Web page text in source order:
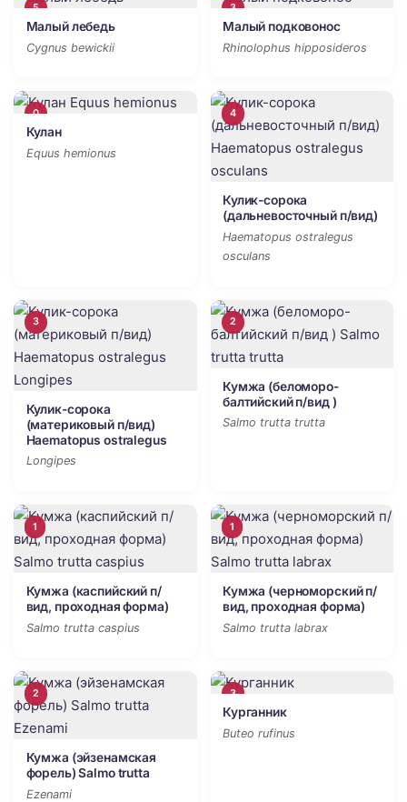
5
Малый лебедь
Cygnus bewickii
3
Малый подковонос
Rhinolophus hipposideros
0
Кулан
Equus hemionus
4
Кулик-сорока
(дальневосточный п/вид)
Haematopus ostralegus
osculans
3
Кулик-сорока
(материковый п/вид)
Haematopus ostralegus
Longipes
2
Кумжа (беломоро-
балтийский п/вид )
Salmo trutta trutta
1
Кумжа (каспийский п/
вид, проходная форма)
Salmo trutta caspius
1
Кумжа (черноморский п/
вид, проходная форма)
Salmo trutta labrax
2
Кумжа (эйзенамская
форель) Salmo trutta
Ezenami
3
Курганник
Buteo rufinus